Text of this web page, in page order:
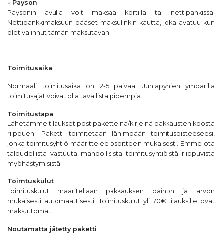
- Payson
Paysonin avulla voit maksaa kortilla tai nettipankissa.
Nettipankkimaksuun pääset maksulinkin kautta, joka avatuu kun
olet valinnut tämän maksutavan.
Toimitusaika
Normaali toimitusaika on 2-5 päivää. Juhlapyhien ympärillä
toimitusajat voivat olla tavallista pidempiä.
Toimitustapa
Lähetämme tilaukset postipaketteina/kirjeinä pakkausten koosta
riippuen. Paketti toimitetaan lähimpään toimituspisteeseesi,
jonka toimitusyhtiö määrittelee osoitteen mukaisesti. Emme ota
taloudellista vastuuta mahdollisista toimitusyhtiöistä riippuvista
myöhästymisistä.
Toimtuskulut
Toimituskulut määritellään pakkauksen painon ja arvon
mukaisesti automaattisesti. Toimituskulut yli 70€ tilauksille ovat
maksuttomat.
Noutamatta jätetty paketti